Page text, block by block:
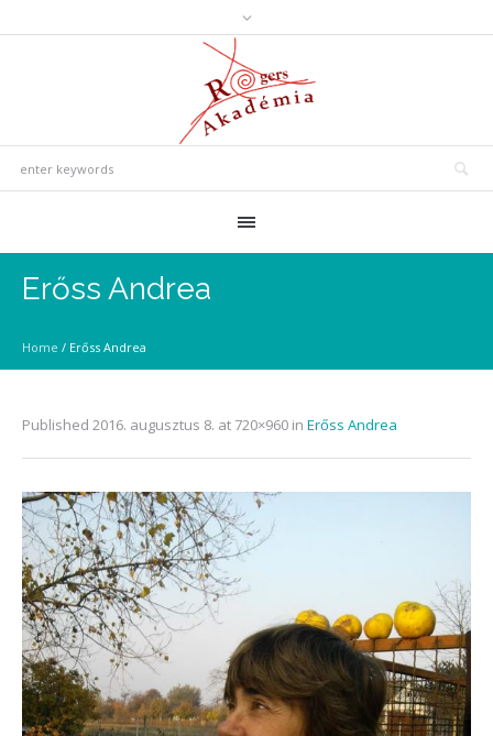
Erőss Andrea
Home / Erőss Andrea
Published 2016. augusztus 8. at 720×960 in Erőss Andrea